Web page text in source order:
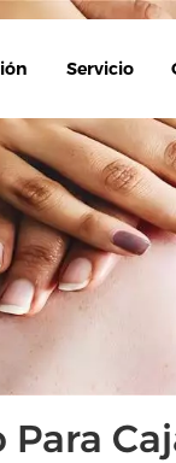
Servicio